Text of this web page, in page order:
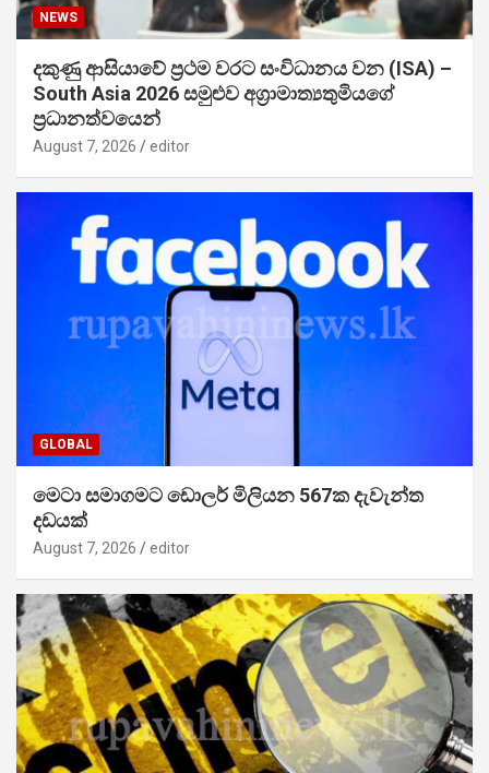
NEWS
දකුණු ආසියාවේ ප්‍රථම වරට සංවිධානය වන (ISA) –
South Asia 2026 සමුළුව අග්‍රාමාත්‍යතුමියගේ
ප්‍රධානත්වයෙන්
August 7, 2026 editor
GLOBAL
මෙටා සමාගමට ඩොලර් මිලියන 567ක දැවැන්ත
දඩයක්
August 7, 2026 editor